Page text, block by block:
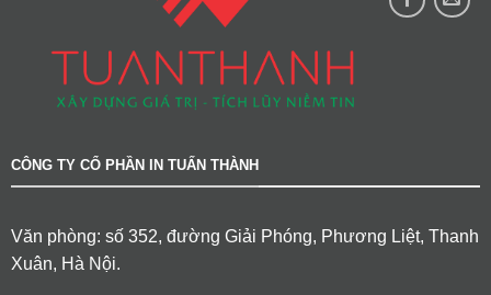
CÔNG TY CỔ PHẦN IN TUẤN THÀNH
Văn phòng: số 352, đường Giải Phóng, Phương Liệt, Thanh
Xuân, Hà Nội.